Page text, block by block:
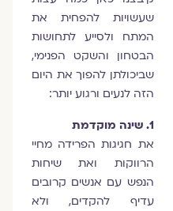
שעשויות להפחית את
המתח ולסייע לתחושות
הבטחון והשקט הפנימי,
שביכולתן להפוך את היום
הזה לנעים ורגוע יותר:
את חגיגות הפרידה מחיי
הרווקות ואת שיחות
הנפש עם אנשים קרובים
עדיף להקדים, ולא